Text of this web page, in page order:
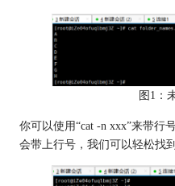
图1：
你可以使用“cat -n xxx”来带行
会带上行号，我们可以轻松找